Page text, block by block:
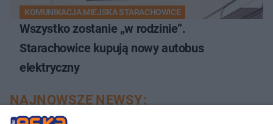
KOMUNIKACJA MIEJSKA STARACHOWICE
Wszystko zostanie „w rodzinie”.
Starachowice kupują nowy autobus
elektryczny
NAJNOWSZE NEWSY: